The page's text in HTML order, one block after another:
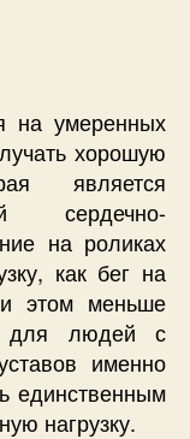
на умеренных
хорошую
является
сердечно-
на роликах
как бег на
этом меньше
для людей с
именно
единственным
нагрузку.